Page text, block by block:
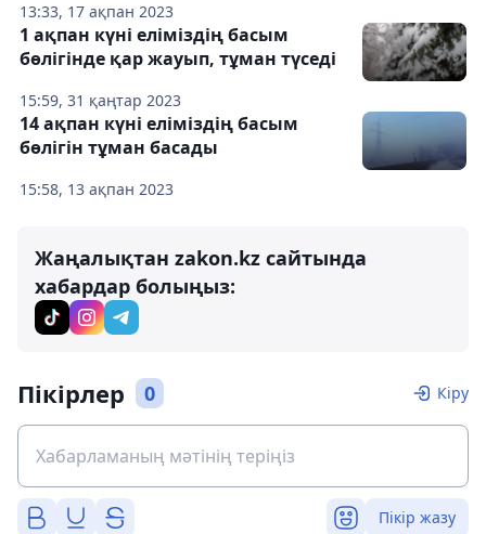
13:33, 17 ақпан 2023
15:59, 31 қаңтар 2023
1 ақпан күні еліміздің басым
бөлігінде қар жауып, тұман түседі
15:58, 13 ақпан 2023
14 ақпан күні еліміздің баcым
бөлігін тұман басады
Жаңалықтан zakon.kz сайтында
хабардар болыңыз:
Пікірлер 0 Кіру
Пікір жазу